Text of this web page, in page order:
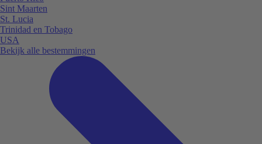
Sint Maarten
St. Lucia
Trinidad en Tobago
USA
Bekijk alle bestemmingen